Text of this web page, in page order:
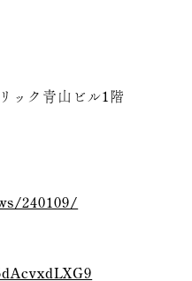
ック青山ビル1階
240109/